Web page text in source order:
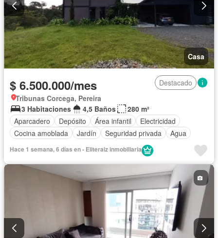
Casa
$ 6.500.000/mes
Destacado
Tribunas Corcega, Pereira
3 Habitaciones
4,5 Baños
280 m²
Aparcadero
Depósito Área infantil
Electricidad
Cocina amoblada
Jardín Seguridad privada Agua
Hace 1 semana, 6 días en - Eliteraiz inmobiliaria